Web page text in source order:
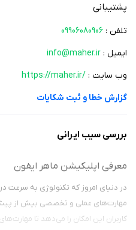
پشتیبانی
تلفن : 09906080906
ایمیل : info@maher.ir
وب سایت : https://maher.ir/
گزارش خطا و ثبت شکایات
بررسی سیب ایرانی
معرفی اپلیکیشن ماهر ایفون
در دنیای امروز که تکنولوژی به سرعت
مهارت‌های عملی و تخصصی بیش از
کاربران این امکان را می‌دهد تا